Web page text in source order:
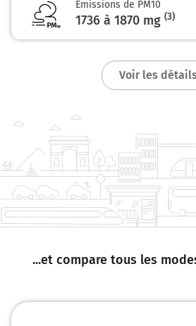
Tourner à droite sur Rue
21,8 km
mètres
Avenue Adam
23,7 km
Au rond-point, prendre la
Ouyelis et continuer sur 2,5
24,2 km
Entrer en France et prendre
7,7 kilomètres
26,7 km
Emissions de PM10
1736 à 1870 mg (3)
Voir les détails
...et compare tous les